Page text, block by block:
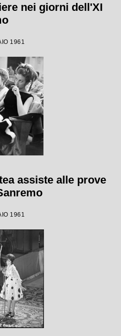
nei giorni dell'XI
1961
assiste alle prove
1961